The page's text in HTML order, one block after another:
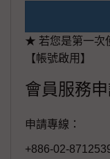
★ 若您是第一次
【帳號啟用】
會員服務
申請專線：
+886-02-